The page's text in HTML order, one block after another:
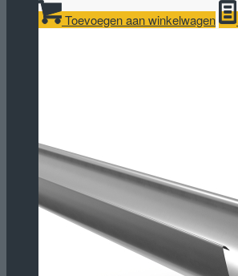
Toevoegen aan winkelwagen